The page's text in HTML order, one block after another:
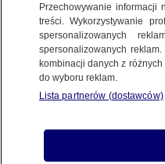
14.11.2023, 06:56
Udostępnij
Przechowywanie
treści. Wykorzystywanie
spersonalizowanych
spersonalizowanych
kombinacji danych z
do wyboru reklam.
Lista partnerów (dostawców)